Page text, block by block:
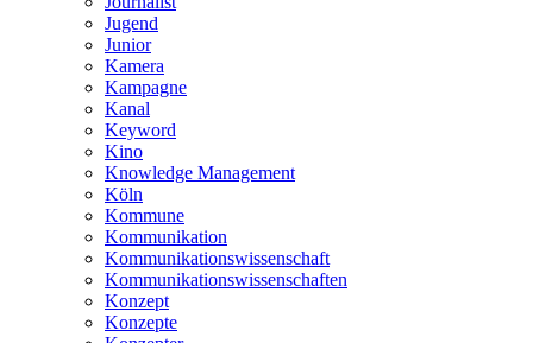
Jugend
Junior
Kamera
Kampagne
Kanal
Keyword
Kino
Knowledge Management
Köln
Kommune
Kommunikation
Kommunikationswissenschaft
Kommunikationswissenschaften
Konzept
Konzepte